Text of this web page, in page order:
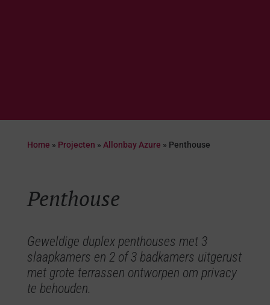
Home » Projecten » Allonbay Azure » Penthouse
Penthouse
Geweldige duplex penthouses met 3
slaapkamers en 2 of 3 badkamers uitgerust
met grote terrassen ontworpen om privacy
te behouden.